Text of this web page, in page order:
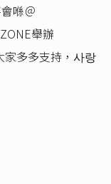
喺＠
舉辦
家多多支持，사랑